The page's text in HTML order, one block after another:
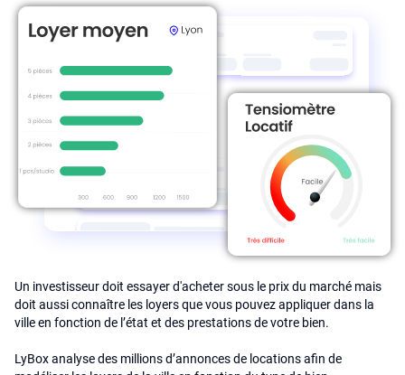
Un investisseur doit essayer d'acheter sous le prix du marché mais
doit aussi connaître les loyers que vous pouvez appliquer dans la
ville en fonction de l’état et des prestations de votre bien.
LyBox analyse des millions d’annonces de locations afin de